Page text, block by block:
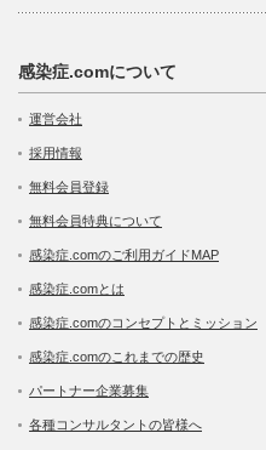
感染症.comについて
運営会社
採用情報
無料会員登録
無料会員特典について
感染症.comのご利用ガイドMAP
感染症.comとは
感染症.comのコンセプトとミッション
感染症.comのこれまでの歴史
パートナー企業募集
各種コンサルタントの皆様へ